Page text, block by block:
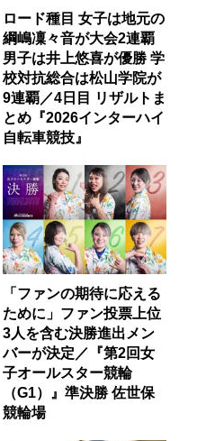
ロード種目 女子は地元の
綱嶋凜々音が大会2連覇
男子は井上悠喜が優勝 学
校対抗総合は松山学院が
9連覇／4日目 リザルトま
とめ『2026インターハイ
自転車競技』
「ファンの期待に応える
ために」ファン投票上位
3人を含む決勝進出メン
バーが決定／『第2回女
子オールスター競輪
（G1）』準決勝 佐世保
競輪場